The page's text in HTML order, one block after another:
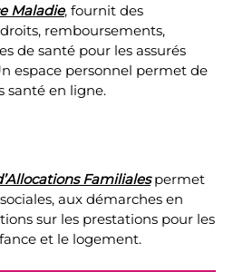
Maladie, fournit des
remboursements,
de santé pour les assurés
espace personnel permet de
santé en ligne.
Familialespermet
aux démarches en
sur les prestations pour les
et le logement.